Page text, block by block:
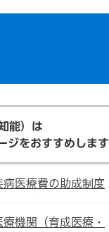
能）は
ジをおすすめします
医療費の助成制度
機関（育成医療・